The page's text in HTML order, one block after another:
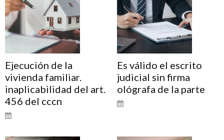
Ejecución de la
vivienda familiar.
inaplicabilidad del art.
456 del cccn
Es válido el escrito
judicial sin firma
ológrafa de la parte